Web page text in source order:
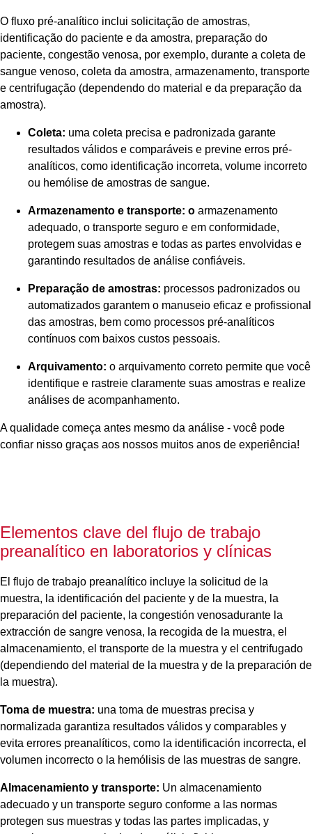
O fluxo pré-analítico inclui solicitação de amostras,
identificação do paciente e da amostra, preparação do
paciente, congestão venosa, por exemplo, durante a coleta de
sangue venoso, coleta da amostra, armazenamento, transporte
e centrifugação (dependendo do material e da preparação da
amostra).
Coleta: uma coleta precisa e padronizada garante
resultados válidos e comparáveis e previne erros pré-
analíticos, como identificação incorreta, volume incorreto
ou hemólise de amostras de sangue.
Armazenamento e transporte: o armazenamento
adequado, o transporte seguro e em conformidade,
protegem suas amostras e todas as partes envolvidas e
garantindo resultados de análise confiáveis.
Preparação de amostras: processos padronizados ou
automatizados garantem o manuseio eficaz e profissional
das amostras, bem como processos pré-analíticos
contínuos com baixos custos pessoais.
Arquivamento: o arquivamento correto permite que você
identifique e rastreie claramente suas amostras e realize
análises de acompanhamento.
A qualidade começa antes mesmo da análise - você pode
confiar nisso graças aos nossos muitos anos de experiência!
Elementos clave del flujo de trabajo
preanalítico en laboratorios y clínicas
El flujo de trabajo preanalítico incluye la solicitud de la
muestra, la identificación del paciente y de la muestra, la
preparación del paciente, la congestión venosadurante la
extracción de sangre venosa, la recogida de la muestra, el
almacenamiento, el transporte de la muestra y el centrifugado
(dependiendo del material de la muestra y de la preparación de
la muestra).
Toma de muestra: una toma de muestras precisa y
normalizada garantiza resultados válidos y comparables y
evita errores preanalíticos, como la identificación incorrecta, el
volumen incorrecto o la hemólisis de las muestras de sangre.
Almacenamiento y transporte: Un almacenamiento
adecuado y un transporte seguro conforme a las normas
protegen sus muestras y todas las partes implicadas, y